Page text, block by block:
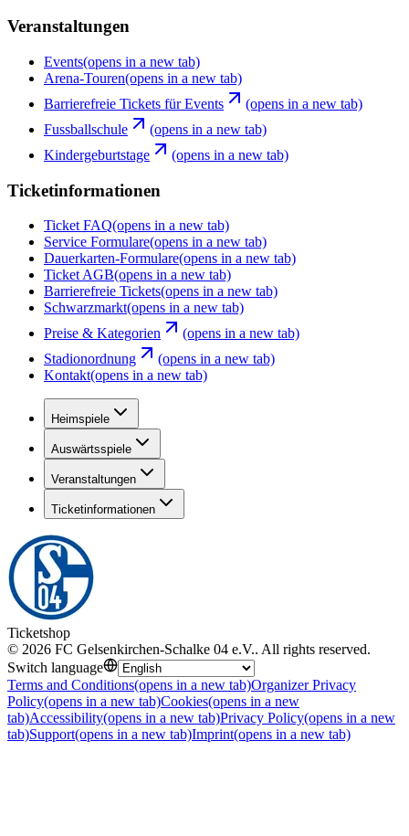
Veranstaltungen
Events(opens in a new tab)
Arena-Touren(opens in a new tab)
Barrierefreie Tickets für Events
(opens in a new tab)
Fussballschule
(opens in a new tab)
Kindergeburtstage
(opens in a new tab)
Ticketinformationen
Ticket FAQ(opens in a new tab)
Service Formulare(opens in a new tab)
Dauerkarten-Formulare(opens in a new tab)
Ticket AGB(opens in a new tab)
Barrierefreie Tickets(opens in a new tab)
Schwarzmarkt(opens in a new tab)
Preise & Kategorien
(opens in a new tab)
Stadionordnung
(opens in a new tab)
Kontakt(opens in a new tab)
Heimspiele
Auswärtsspiele
Veranstaltungen
Ticketinformationen
Ticketshop
© 2026 FC Gelsenkirchen-Schalke 04 e.V.. All rights reserved.
Switch language
Terms and Conditions(opens in a new tab)Organizer Privacy
Policy(opens in a new tab)Cookies(opens in a new
tab)Accessibility(opens in a new tab)Privacy Policy(opens in a new
tab)Support(opens in a new tab)Imprint(opens in a new tab)